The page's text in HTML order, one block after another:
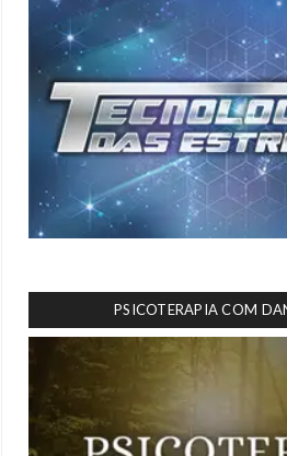
PSICOTERAPIA COM